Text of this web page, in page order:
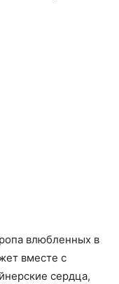
влюбленных в
вместе с
сердца,